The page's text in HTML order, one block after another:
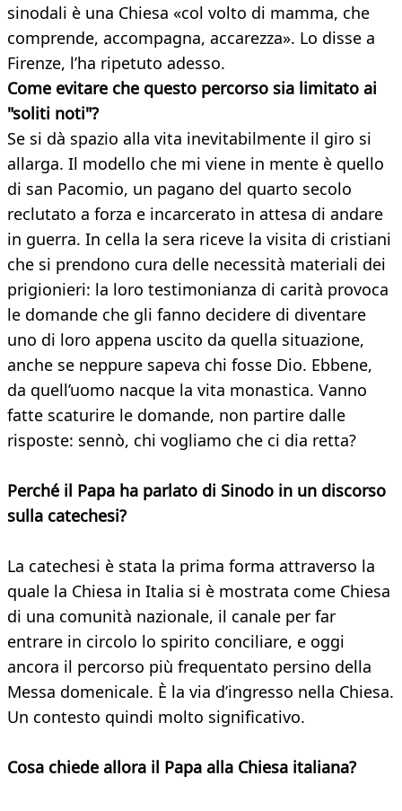
sinodali è una Chiesa «col volto di mamma, che
comprende, accompagna, accarezza». Lo disse a
Firenze, l’ha ripetuto adesso.
Come evitare che questo percorso sia limitato ai
"soliti noti"?
Se si dà spazio alla vita inevitabilmente il giro si
allarga. Il modello che mi viene in mente è quello
di san Pacomio, un pagano del quarto secolo
reclutato a forza e incarcerato in attesa di andare
in guerra. In cella la sera riceve la visita di cristiani
che si prendono cura delle necessità materiali dei
prigionieri: la loro testimonianza di carità provoca
le domande che gli fanno decidere di diventare
uno di loro appena uscito da quella situazione,
anche se neppure sapeva chi fosse Dio. Ebbene,
da quell’uomo nacque la vita monastica. Vanno
fatte scaturire le domande, non partire dalle
risposte: sennò, chi vogliamo che ci dia retta?
Perché il Papa ha parlato di Sinodo in un discorso
sulla catechesi?
La catechesi è stata la prima forma attraverso la
quale la Chiesa in Italia si è mostrata come Chiesa
di una comunità nazionale, il canale per far
entrare in circolo lo spirito conciliare, e oggi
ancora il percorso più frequentato persino della
Messa domenicale. È la via d’ingresso nella Chiesa.
Un contesto quindi molto significativo.
Cosa chiede allora il Papa alla Chiesa italiana?